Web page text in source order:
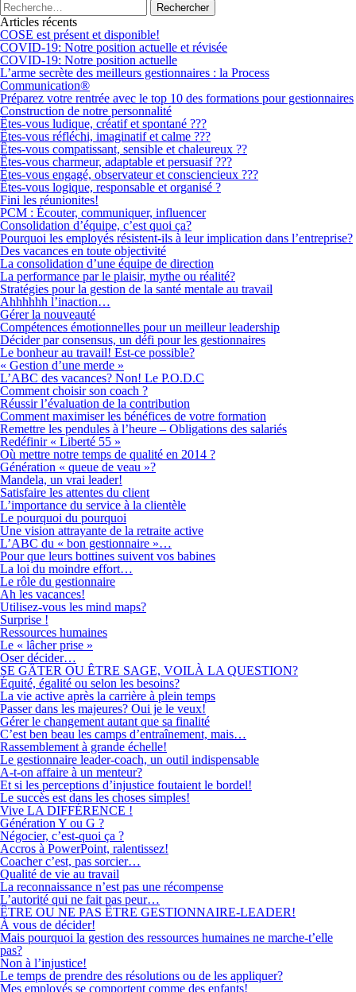
Articles récents
COSE est présent et disponible!
COVID-19: Notre position actuelle et révisée
COVID-19: Notre position actuelle
L’arme secrète des meilleurs gestionnaires : la Process
Communication®
Préparez votre rentrée avec le top 10 des formations pour gestionnaires
Construction de notre personnalité
Êtes-vous ludique, créatif et spontané ???
Êtes-vous réfléchi, imaginatif et calme ???
Êtes-vous compatissant, sensible et chaleureux ??
Êtes-vous charmeur, adaptable et persuasif ???
Êtes-vous engagé, observateur et consciencieux ???
Êtes-vous logique, responsable et organisé ?
Fini les réunionites!
PCM : Écouter, communiquer, influencer
Consolidation d’équipe, c’est quoi ça?
Pourquoi les employés résistent-ils à leur implication dans l’entreprise?
Des vacances en toute objectivité
La consolidation d’une équipe de direction
La performance par le plaisir, mythe ou réalité?
Stratégies pour la gestion de la santé mentale au travail
Ahhhhhh l’inaction…
Gérer la nouveauté
Compétences émotionnelles pour un meilleur leadership
Décider par consensus, un défi pour les gestionnaires
Le bonheur au travail! Est-ce possible?
« Gestion d’une merde »
L’ABC des vacances? Non! Le P.O.D.C
Comment choisir son coach ?
Réussir l’évaluation de la contribution
Comment maximiser les bénéfices de votre formation
Remettre les pendules à l’heure – Obligations des salariés
Redéfinir « Liberté 55 »
Où mettre notre temps de qualité en 2014 ?
Génération « queue de veau »?
Mandela, un vrai leader!
Satisfaire les attentes du client
L’importance du service à la clientèle
Le pourquoi du pourquoi
Une vision attrayante de la retraite active
L’ABC du « bon gestionnaire »…
Pour que leurs bottines suivent vos babines
La loi du moindre effort…
Le rôle du gestionnaire
Ah les vacances!
Utilisez-vous les mind maps?
Surprise !
Ressources humaines
Le « lâcher prise »
Oser décider…
SE GÂTER OU ÊTRE SAGE, VOILÀ LA QUESTION?
Équité, égalité ou selon les besoins?
La vie active après la carrière à plein temps
Passer dans les majeures? Oui je le veux!
Gérer le changement autant que sa finalité
C’est ben beau les camps d’entraînement, mais…
Rassemblement à grande échelle!
Le gestionnaire leader-coach, un outil indispensable
A-t-on affaire à un menteur?
Et si les perceptions d’injustice foutaient le bordel!
Le succès est dans les choses simples!
Vive LA DIFFÉRENCE !
Génération Y ou G ?
Négocier, c’est-quoi ça ?
Accros à PowerPoint, ralentissez!
Coacher c’est, pas sorcier…
Qualité de vie au travail
La reconnaissance n’est pas une récompense
L’autorité qui ne fait pas peur…
ÊTRE OU NE PAS ÊTRE GESTIONNAIRE-LEADER!
À vous de décider!
Mais pourquoi la gestion des ressources humaines ne marche-t’elle
pas?
Non à l’injustice!
Le temps de prendre des résolutions ou de les appliquer?
Mes employés se comportent comme des enfants!